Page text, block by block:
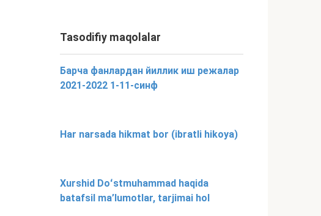
Tasodifiy maqolalar
Барча фанлардан йиллик иш режалар
2021-2022 1-11-синф
Har narsada hikmat bor (ibratli hikoya)
Xurshid Doʻstmuhammad haqida
batafsil ma’lumotlar, tarjimai hol